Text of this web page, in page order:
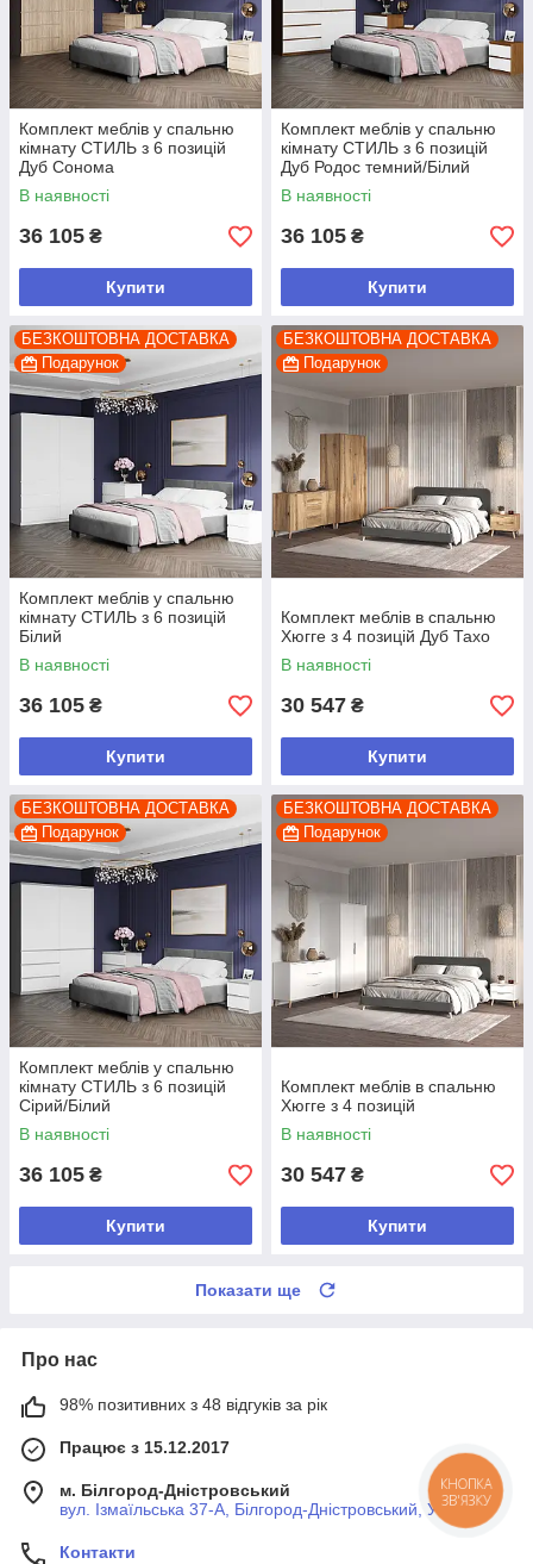
Комплект меблів у спальню
кімнату СТИЛЬ з 6 позицій
Дуб Сонома
В наявності
36 105 ₴
Купити
Комплект меблів у спальню
кімнату СТИЛЬ з 6 позицій
Дуб Родос темний/Білий
В наявності
36 105 ₴
Купити
БЕЗКОШТОВНА ДОСТАВКА
Подарунок
Комплект меблів у спальню
кімнату СТИЛЬ з 6 позицій
Білий
В наявності
36 105 ₴
Купити
БЕЗКОШТОВНА ДОСТАВКА
Подарунок
Комплект меблів в спальню
Хюгге з 4 позицій Дуб Тахо
В наявності
30 547 ₴
Купити
БЕЗКОШТОВНА ДОСТАВКА
Подарунок
Комплект меблів у спальню
кімнату СТИЛЬ з 6 позицій
Сірий/Білий
В наявності
36 105 ₴
Купити
БЕЗКОШТОВНА ДОСТАВКА
Подарунок
Комплект меблів в спальню
Хюгге з 4 позицій
В наявності
30 547 ₴
Купити
Показати ще
Про нас
98% позитивних з 48 відгуків за рік
Працює з 15.12.2017
м. Білгород-Дністровський
вул. Ізмаїльська 37-А, Білгород-Дністровський, Україна
Контакти
КНОПКА
ЗВ'ЯЗКУ